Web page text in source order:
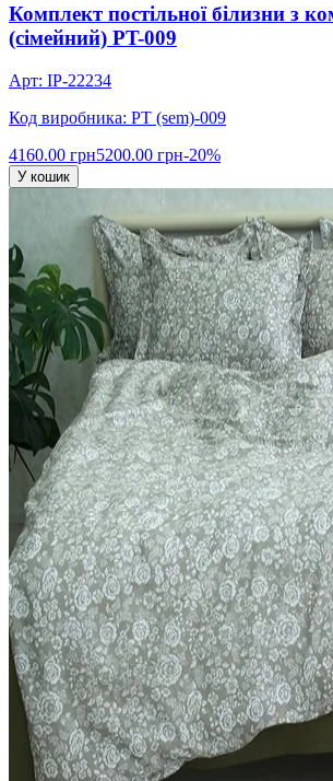
Комплект постільної білизни з
(сімейний) PT-009
Арт: IP-22234
Код виробника: PT (sem)-009
4160.00 грн5200.00 грн-20%
У кошик